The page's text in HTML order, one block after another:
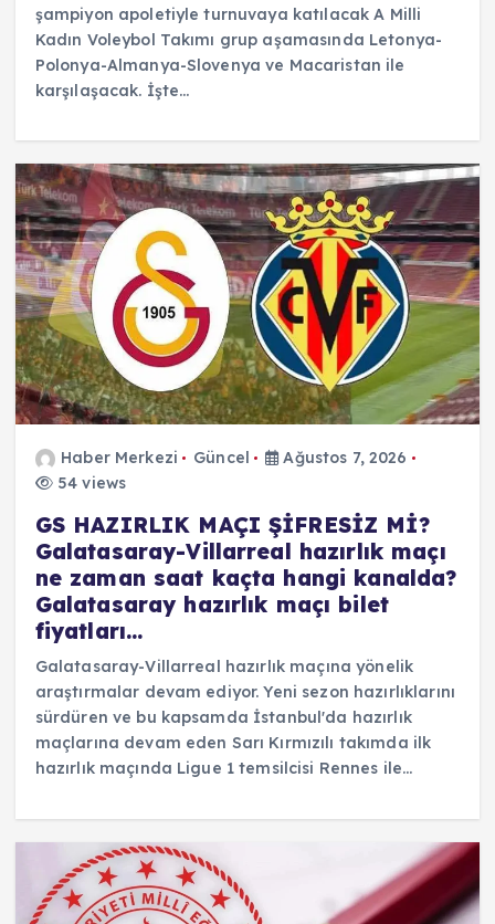
şampiyon apoletiyle turnuvaya katılacak A Milli
Kadın Voleybol Takımı grup aşamasında Letonya-
Polonya-Almanya-Slovenya ve Macaristan ile
karşılaşacak. İşte…
Haber Merkezi Güncel
Ağustos 7, 2026
54 views
GS HAZIRLIK MAÇI ŞİFRESİZ Mİ?
Galatasaray-Villarreal hazırlık maçı
ne zaman saat kaçta hangi kanalda?
Galatasaray hazırlık maçı bilet
fiyatları…
Galatasaray-Villarreal hazırlık maçına yönelik
araştırmalar devam ediyor. Yeni sezon hazırlıklarını
sürdüren ve bu kapsamda İstanbul'da hazırlık
maçlarına devam eden Sarı Kırmızılı takımda ilk
hazırlık maçında Ligue 1 temsilcisi Rennes ile…